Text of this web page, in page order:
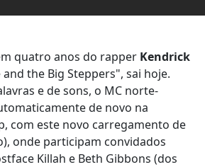
quatro anos do rapper Kendrick
the Big Steppers", sai hoje.
e de sons, o MC norte-
de novo na
com este novo carregamento de
onde participam convidados
Killah e Beth Gibbons (dos